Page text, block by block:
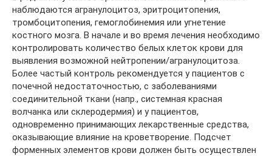
наблюдаются агранулоцитоз, эритроцитопения,
тромбоцитопения, гемоглобинемия или угнетение
костного мозга. В начале и во время лечения необходимо
контролировать количество белых клеток крови для
выявления возможной нейтропении/агранулоцитоза.
Более частый контроль рекомендуется у пациентов с
почечной недостаточностью, с заболеваниями
соединительной ткани (напр., системная красная
волчанка или склеродермия) и у пациентов,
одновременно принимающих лекарственные средства,
оказывающие влияние на кроветворение. Подсчет
форменных элементов крови должен быть осуществлен